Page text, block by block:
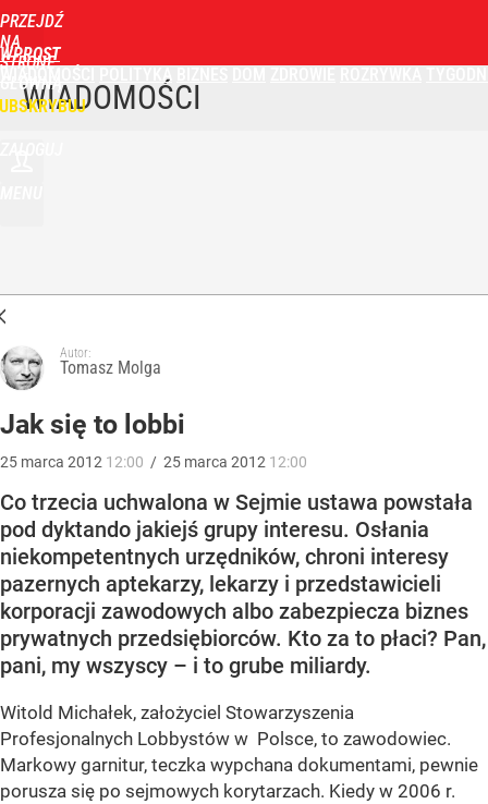
PRZEJDŹ
NA
STRONĘ
GŁÓWNĄ
WPROST
POLITYKA
WIADOMOŚCI
Autor:
Tomasz Molga
Jak się to lobbi
25 marca 2012 12:00 / 25 marca 2012 12:00
Co trzecia uchwalona w Sejmie ustawa powstała
pod dyktando jakiejś grupy interesu. Osłania
niekompetentnych urzędników, chroni interesy
pazernych aptekarzy, lekarzy i przedstawicieli
korporacji zawodowych albo zabezpiecza biznes
prywatnych przedsiębiorców. Kto za to płaci? Pan,
pani, my wszyscy – i to grube miliardy.
Witold Michałek, założyciel Stowarzyszenia
Profesjonalnych Lobbystów w Polsce, to zawodowiec.
Markowy garnitur, teczka wypchana dokumentami, pewnie
porusza się po sejmowych korytarzach. Kiedy w 2006 r.